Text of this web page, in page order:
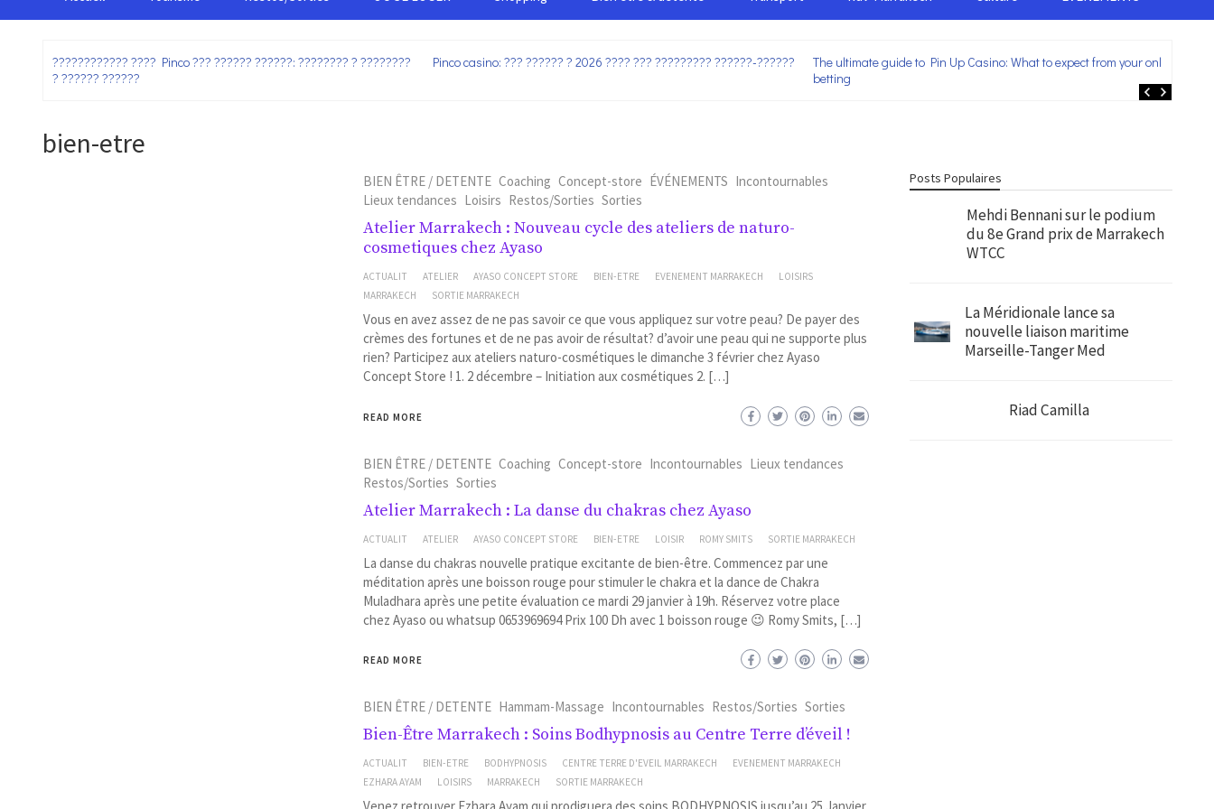
???????????? ???? Pinco ??? ?????? ??????: ???????? ? ????????
? ?????? ??????
Pinco casino: ??? ?????? ? 2026 ???? ??? ????????? ??????-??????
The ultimate guide to Pin Up Casino: What to expect from your online
betting
bien-etre
BIEN ÊTRE / DETENTE Coaching Concept-store ÉVÉNEMENTS Incontournables
Lieux tendances Loisirs Restos/Sorties Sorties
Atelier Marrakech : Nouveau cycle des ateliers de naturo-
cosmetiques chez Ayaso
ACTUALIT ATELIER AYASO CONCEPT STORE BIEN-ETRE EVENEMENT MARRAKECH
LOISIRS
MARRAKECH
SORTIE MARRAKECH
Vous en avez assez de ne pas savoir ce que vous appliquez sur votre peau? De payer des
crèmes des fortunes et de ne pas avoir de résultat? d’avoir une peau qui ne supporte plus
rien? Participez aux ateliers naturo-cosmétiques le dimanche 3 février chez Ayaso
Concept Store ! 1. 2 décembre – Initiation aux cosmétiques 2. […]
READ MORE
BIEN ÊTRE / DETENTE Coaching Concept-store Incontournables Lieux tendances
Restos/Sorties Sorties
Atelier Marrakech : La danse du chakras chez Ayaso
ACTUALIT ATELIER AYASO CONCEPT STORE BIEN-ETRE LOISIR ROMY SMITS SORTIE MARRAKECH
La danse du chakras nouvelle pratique excitante de bien-être. Commencez par une
méditation après une boisson rouge pour stimuler le chakra et la dance de Chakra
Muladhara après une petite évaluation ce mardi 29 janvier à 19h. Réservez votre place
chez Ayaso ou whatsup 0653969694 Prix 100 Dh avec 1 boisson rouge 😉 Romy Smits, […]
READ MORE
BIEN ÊTRE / DETENTE Hammam-Massage Incontournables Restos/Sorties Sorties
Bien-Être Marrakech : Soins Bodhypnosis au Centre Terre d’éveil !
ACTUALIT BIEN-ETRE BODHYPNOSIS CENTRE TERRE D'EVEIL MARRAKECH
EVENEMENT MARRAKECH
EZHARA AYAM
LOISIRS MARRAKECH SORTIE MARRAKECH
Posts Populaires
Mehdi Bennani sur le podium
du 8e Grand prix de Marrakech
WTCC
La Méridionale lance sa
nouvelle liaison maritime
Marseille-Tanger Med
Riad Camilla